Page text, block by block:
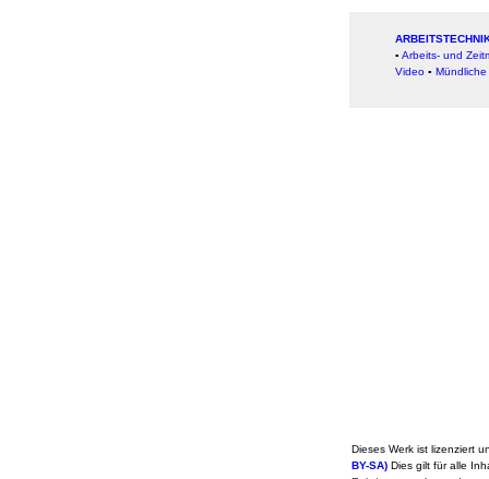
▪ Arbeits- und
Video ▪
Dieses Werk ist lizenziert
BY-SA) Dies gilt für alle